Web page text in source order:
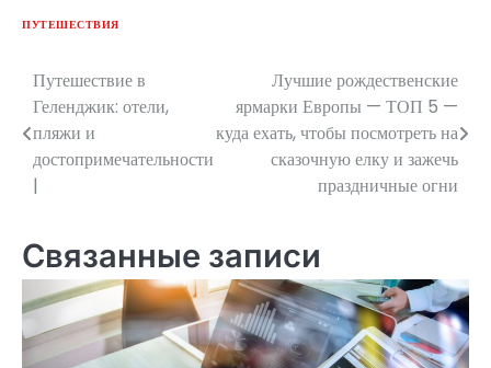
ПУТЕШЕСТВИЯ
Навигация
по
записям
Путешествие в
Геленджик: отели,
пляжи и
достопримечательности
|
Лучшие рождественские
ярмарки Европы — ТОП 5 —
куда ехать, чтобы посмотреть на
сказочную елку и зажечь
праздничные огни
Связанные записи